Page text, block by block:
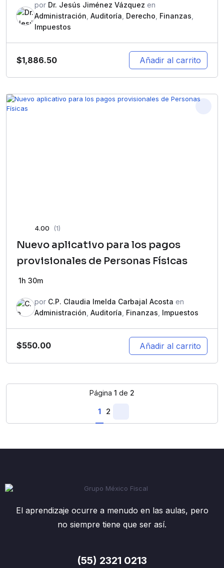
por Dr. Jesús Jiménez Vázquez en
Administración Auditoría Derecho Finanzas
Impuestos
$1,886.50 Añadir al carrito
4.00 (1)
Nuevo aplicativo para los pagos
provisionales de Personas Físicas
1h 30m
por C.P. Claudia Imelda Carbajal Acosta en
Administración Auditoría Finanzas Impuestos
$550.00 Añadir al carrito
Página 1 de 2
1 2
El aprendizaje ocurre a menudo en las aulas, pero
no siempre tiene que ser así.
(55) 2321 0213